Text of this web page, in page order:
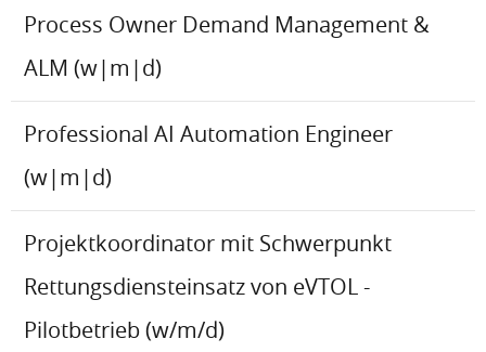
Process Owner Demand Management &
ALM (w|m|d)
Professional AI Automation Engineer
(w|m|d)
Projektkoordinator mit Schwerpunkt
Rettungsdiensteinsatz von eVTOL -
Pilotbetrieb (w/m/d)